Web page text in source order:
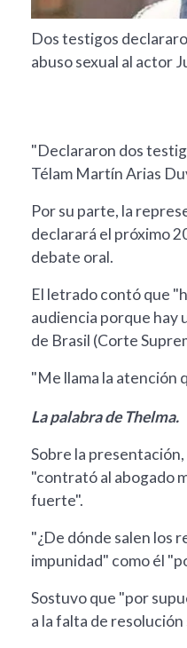
Dos testigos
abuso sexual al actor
"Declararon dos
Télam Martín Arias
Por su parte, la
declarará el próximo
debate oral.
El letrado contó que
audiencia porque hay
de Brasil (Corte
"Me llama la atención
La palabra de Thelma.
Sobre la
"contrató al abogado
fuerte".
"¿De dónde salen los
impunidad" como él
Sostuvo que "por
a la falta de